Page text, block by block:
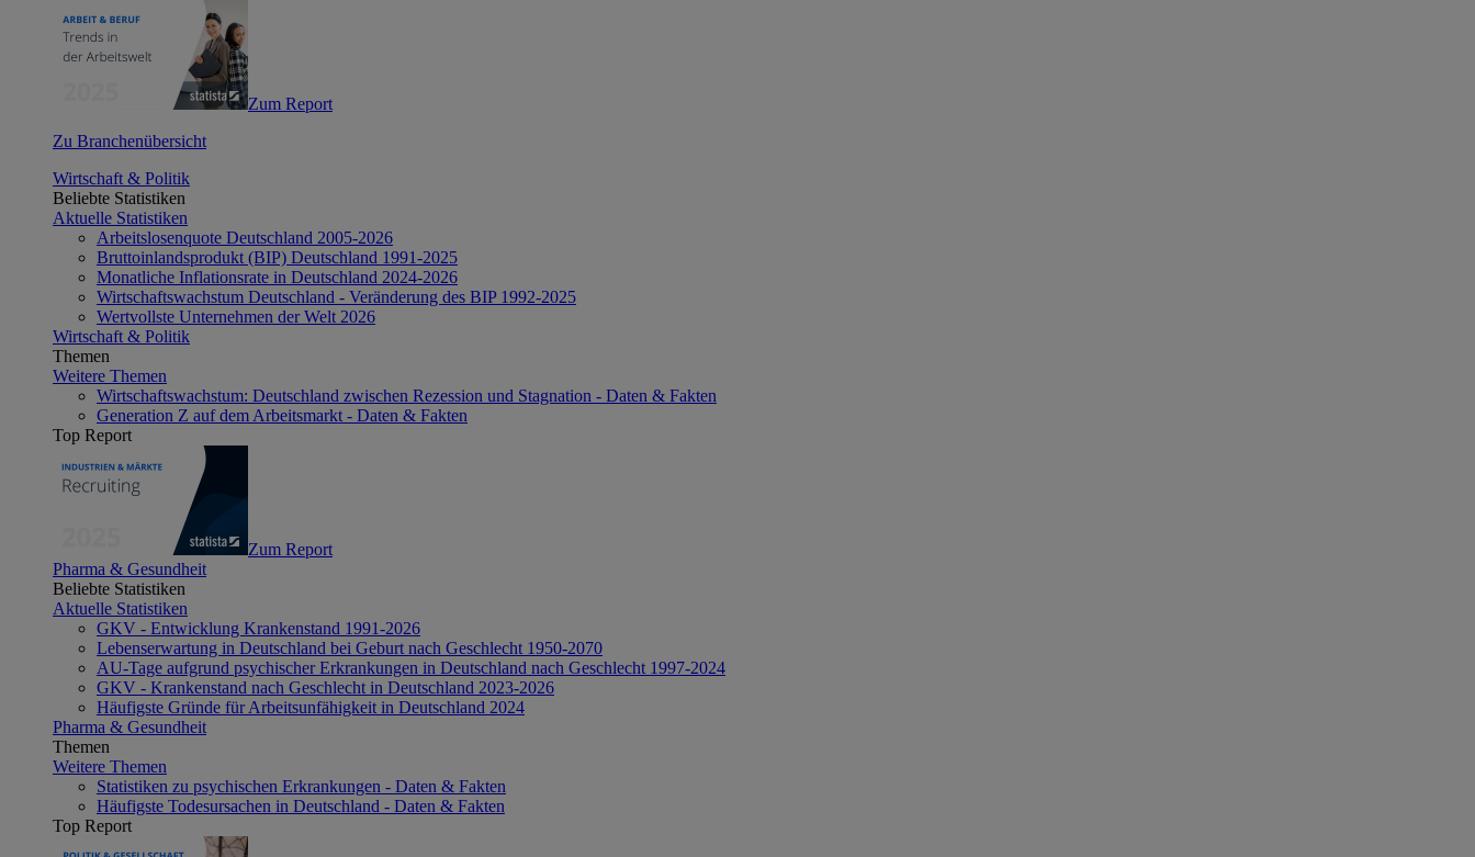
Zum Report
Zu Branchenübersicht
Wirtschaft & Politik
Beliebte Statistiken
Aktuelle Statistiken
Arbeitslosenquote Deutschland 2005-2026
Bruttoinlandsprodukt (BIP) Deutschland 1991-2025
Monatliche Inflationsrate in Deutschland 2024-2026
Wirtschaftswachstum Deutschland - Veränderung des BIP 1992-2025
Wertvollste Unternehmen der Welt 2026
Wirtschaft & Politik
Themen
Weitere Themen
Wirtschaftswachstum: Deutschland zwischen Rezession und Stagnation - Daten & Fakten
Generation Z auf dem Arbeitsmarkt - Daten & Fakten
Top Report
Zum Report
Pharma & Gesundheit
Beliebte Statistiken
Aktuelle Statistiken
GKV - Entwicklung Krankenstand 1991-2026
Lebenserwartung in Deutschland bei Geburt nach Geschlecht 1950-2070
AU-Tage aufgrund psychischer Erkrankungen in Deutschland nach Geschlecht 1997-2024
GKV - Krankenstand nach Geschlecht in Deutschland 2023-2026
Häufigste Gründe für Arbeitsunfähigkeit in Deutschland 2024
Pharma & Gesundheit
Themen
Weitere Themen
Statistiken zu psychischen Erkrankungen - Daten & Fakten
Häufigste Todesursachen in Deutschland - Daten & Fakten
Top Report